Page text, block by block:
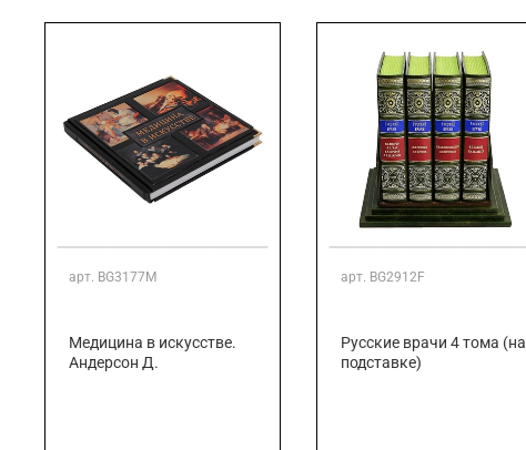
арт. BG3177M
Медицина в искусстве.
Андерсон Д.
арт. BG2912F
Русские врачи 4 тома (на
подставке)